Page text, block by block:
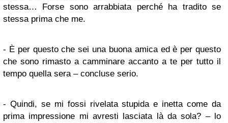
stessa… Forse sono arrabbiata perché ha tradito se
stessa prima che me.
- È per questo che sei una buona amica ed è per questo
che sono rimasto a camminare accanto a te per tutto il
tempo quella sera – concluse serio.
- Quindi, se mi fossi rivelata stupida e inetta come da
prima impressione mi avresti lasciata là da sola? – lo